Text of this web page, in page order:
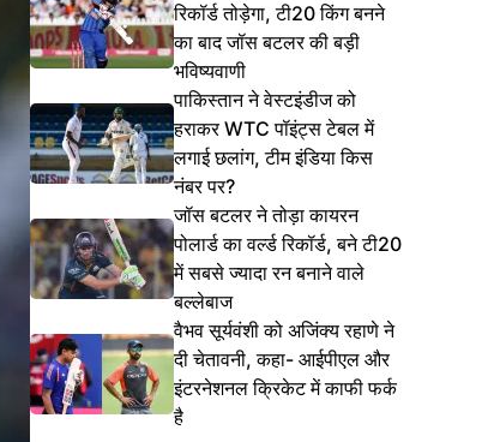
रिकॉर्ड तोड़ेगा, टी20 किंग बनने
का बाद जॉस बटलर की बड़ी
भविष्यवाणी
पाकिस्तान ने वेस्टइंडीज को
हराकर WTC पॉइंट्स टेबल में
लगाई छलांग, टीम इंडिया किस
नंबर पर?
जॉस बटलर ने तोड़ा कायरन
पोलार्ड का वर्ल्ड रिकॉर्ड, बने टी20
में सबसे ज्यादा रन बनाने वाले
बल्लेबाज
वैभव सूर्यवंशी को अजिंक्य रहाणे ने
दी चेतावनी, कहा- आईपीएल और
इंटरनेशनल क्रिकेट में काफी फर्क
है